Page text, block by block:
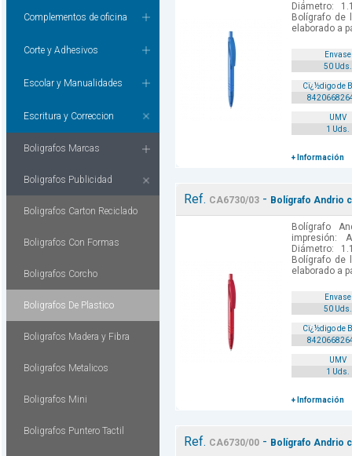
Complementos de oficina
Corte y Adhesivos
Escolar y Manualidades
Escritura y Correccion
Boligrafos Marcas
Boligrafos Publicidad
Boligrafos Carton Reciclado
Boligrafos Con Formas
Boligrafos Corcho
Boligrafos De Plastico
Boligrafos Madera y Fibra
Boligrafos Metalicos
Boligrafos Mini
Boligrafos Puntero Tactil
Diámetro:
Bolígrafo de
elaborado a
Envase
50 Uds.
Cï¿½digo de
UMV
1 Uds.
+ Información
Ref. CA6730/03- Bolígrafo Andrio
Bolígrafo
impresión:
Diámetro:
Bolígrafo de
elaborado a
Envase
50 Uds.
Cï¿½digo de
UMV
1 Uds.
+ Información
Ref. CA6730/00- Bolígrafo Andrio